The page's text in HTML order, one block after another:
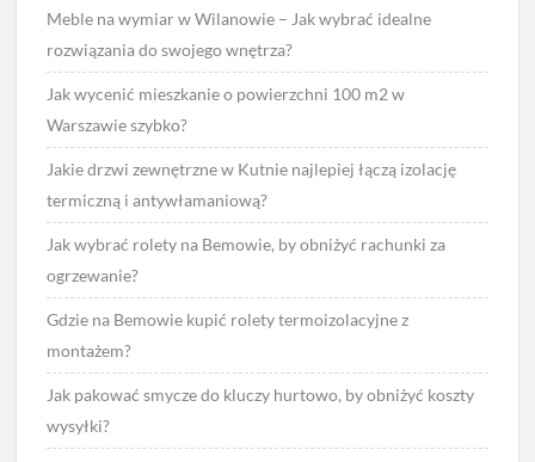
Meble na wymiar w Wilanowie – Jak wybrać idealne
rozwiązania do swojego wnętrza?
Jak wycenić mieszkanie o powierzchni 100 m2 w
Warszawie szybko?
Jakie drzwi zewnętrzne w Kutnie najlepiej łączą izolację
termiczną i antywłamaniową?
Jak wybrać rolety na Bemowie, by obniżyć rachunki za
ogrzewanie?
Gdzie na Bemowie kupić rolety termoizolacyjne z
montażem?
Jak pakować smycze do kluczy hurtowo, by obniżyć koszty
wysyłki?